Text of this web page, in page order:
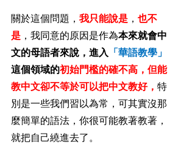
關於這個問題， 我只能說是 ， 也不
是 ，我同意的原因是作為本來就會中
文的母語者來說，進入
「華語教學」
這個領域的初始門檻的確不高，但能
教中文卻不等於可以把中文教好， 特
別是一些我們習以為常，可其實沒那
麼簡單的語法，你很可能教著教著，
就把自己繞進去了。